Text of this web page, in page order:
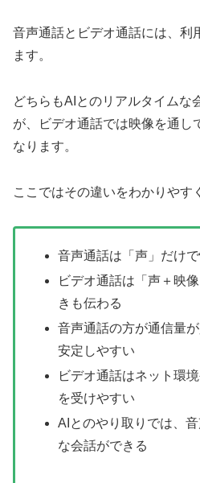
音声通話とビデオ通話には、利
ます。
どちらもAIとのリアルタイムな
が、ビデオ通話では映像を通し
なります。
ここではその違いをわかりやす
音声通話は「声」だけ
ビデオ通話は「声＋映
きも伝わる
音声通話の方が通信量
安定しやすい
ビデオ通話はネット環
を受けやすい
AIとのやり取りでは、
な会話ができる